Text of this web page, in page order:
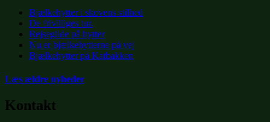
Bjælkehytter i skovens stilhed
De frivilliges tur.
Rejsegilde på hytter
Nu er bjælkehytterne på vej
Bjælkehytter på Katbakken
Læs ældre nyheder
Kontakt